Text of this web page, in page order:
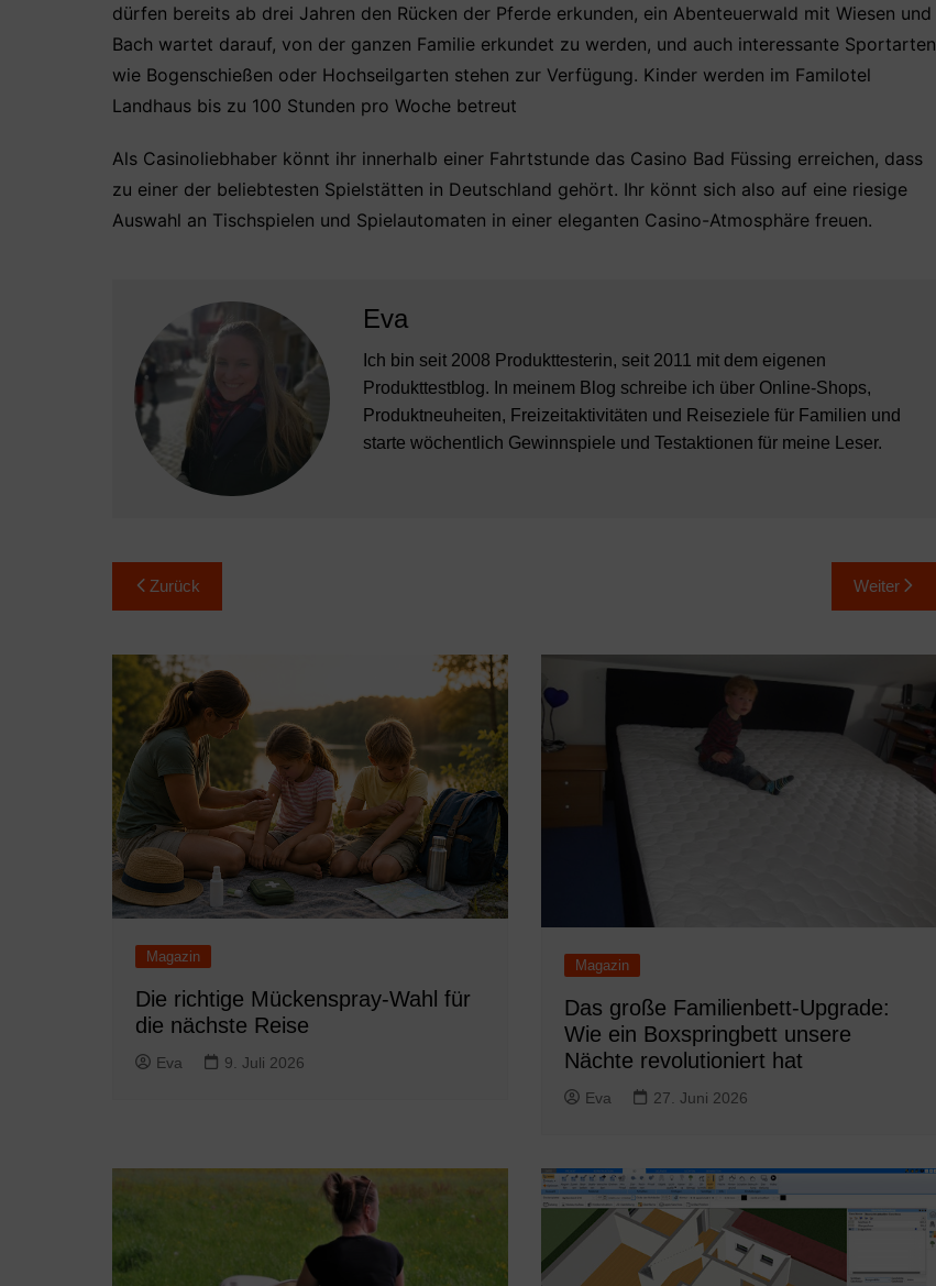
dürfen bereits ab drei Jahren den Rücken der Pferde erkunden, ein Abenteuerwald mit Wiesen und
Bach wartet darauf, von der ganzen Familie erkundet zu werden, und auch interessante Sportarten
wie Bogenschießen oder Hochseilgarten stehen zur Verfügung. Kinder werden im Familotel
Landhaus bis zu 100 Stunden pro Woche betreut
Als Casinoliebhaber könnt ihr innerhalb einer Fahrtstunde das Casino Bad Füssing erreichen, dass
zu einer der beliebtesten Spielstätten in Deutschland gehört. Ihr könnt sich also auf eine riesige
Auswahl an Tischspielen und Spielautomaten in einer eleganten Casino-Atmosphäre freuen.
Eva
Ich bin seit 2008 Produkttesterin, seit 2011 mit dem eigenen
Produkttestblog. In meinem Blog schreibe ich über Online-Shops,
Produktneuheiten, Freizeitaktivitäten und Reiseziele für Familien und
starte wöchentlich Gewinnspiele und Testaktionen für meine Leser.
Beitragsnavigation
Zurück Weiter
Magazin
Die richtige Mückenspray-Wahl für
die nächste Reise
Eva 9. Juli 2026
Magazin
Das große Familienbett-Upgrade:
Wie ein Boxspringbett unsere
Nächte revolutioniert hat
Eva 27. Juni 2026